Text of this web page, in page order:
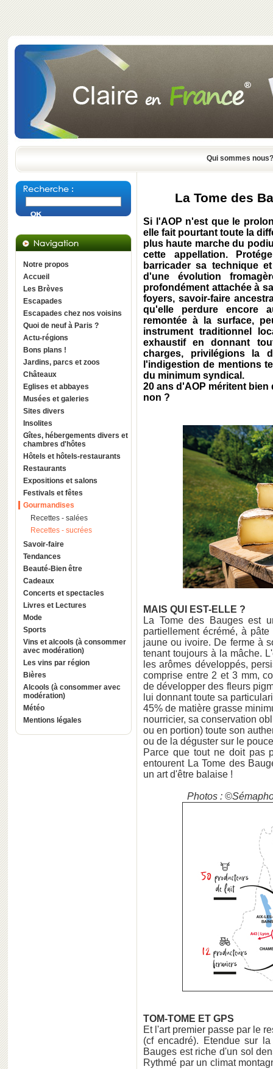
Qui sommes nous?
Notre propos
Accueil
Les Brèves
Escapades
Escapades chez nos voisins
Quoi de neuf à Paris ?
Actu-régions
Bons plans !
Jardins, parcs et zoos
Châteaux
Eglises et abbayes
Musées et galeries
Sites divers
Insolites
Gîtes, hébergements divers et
chambres d'hôtes
Hôtels et hôtels-restaurants
Restaurants
Expositions et salons
Festivals et fêtes
Gourmandises
Recettes - salées
Recettes - sucrées
Savoir-faire
Tendances
Beauté-Bien être
Cadeaux
Concerts et spectacles
Livres et Lectures
Mode
Sports
Vins et alcools (à consommer
avec modération)
Les vins par région
Bières
Alcools (à consommer avec
modération)
Météo
Mentions légales
La Tome des
Si l'AOP n'est que le
elle fait pourtant toute la
plus haute marche du
cette appellation.
barricader sa technique
d'une évolution
profondément attachée à
foyers, savoir-faire
qu'elle perdure encore
remontée à la surface,
instrument traditionnel
exhaustif en donnant
charges, privilégions la
l'indigestion de mentions
du minimum syndical.
20 ans d'AOP méritent
non ?
MAIS QUI EST-ELLE ?
La Tome des Bauges est
partiellement écrémé, à
jaune ou ivoire. De ferme à
tenant toujours à la mâche.
les arômes développés,
comprise entre 2 et 3 mm,
de développer des fleurs
lui donnant toute sa
45% de matière grasse
nourricier, sa conservation
ou en portion) toute son
ou de la déguster sur le
Parce que tout ne doit pas
entourent La Tome des
un art d'être balaise !
Photos :
TOM-TOME ET GPS
Et l'art premier passe par le
(cf encadré). Etendue sur
Bauges est riche d'un sol
Rythmé par un climat